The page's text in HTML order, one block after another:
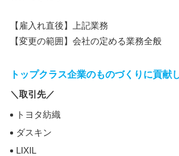
【雇入れ直後】上記業務
【変更の範囲】会社の定める業務全般
トップクラス企業のものづくりに貢献
＼取引先／
トヨタ紡織
ダスキン
LIXIL